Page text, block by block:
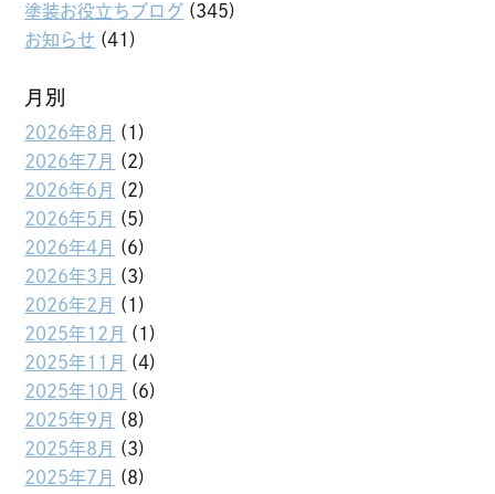
塗装お役立ちブログ (345)
お知らせ (41)
月別
2026年8月
(1)
2026年7月
(2)
2026年6月
(2)
2026年5月
(5)
2026年4月
(6)
2026年3月
(3)
2026年2月
(1)
2025年12月
(1)
2025年11月
(4)
2025年10月
(6)
2025年9月
(8)
2025年8月
(3)
2025年7月
(8)